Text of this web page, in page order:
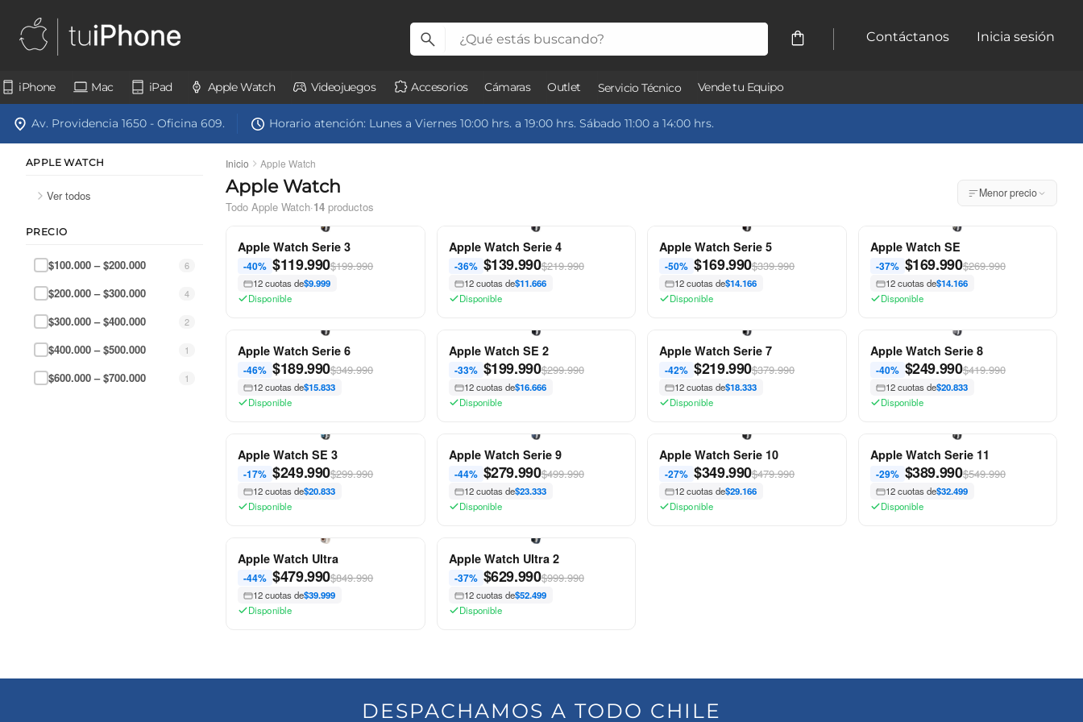
Contáctanos Inicia sesión
iPhone Mac iPad Apple Watch Videojuegos Accesorios Cámaras Outlet Servicio Técnico Vende tu Equipo
Av. Providencia 1650 - Oficina 609. Horario atención: Lunes a Viernes 10:00 hrs. a 19:00 hrs. Sábado 11:00 a 14:00 hrs.
APPLE WATCH
Ver todos
PRECIO
$100.000 – $200.000 6
$200.000 – $300.000 4
$300.000 – $400.000 2
$400.000 – $500.000 1
$600.000 – $700.000 1
Inicio Apple Watch
Apple Watch
Todo Apple Watch·14 productos
Menor precio
Apple Watch Serie 3
-40% $119.990$199.990
12 cuotas de$9.999
Disponible
Apple Watch Serie 4
-36% $139.990$219.990
12 cuotas de$11.666
Disponible
Apple Watch Serie 5
-50% $169.990$339.990
12 cuotas de$14.166
Disponible
Apple Watch SE
-37% $169.990$269.990
12 cuotas de$14.166
Disponible
Apple Watch Serie 6
-46% $189.990$349.990
12 cuotas de$15.833
Disponible
Apple Watch SE 2
-33% $199.990$299.990
12 cuotas de$16.666
Disponible
Apple Watch Serie 7
-42% $219.990$379.990
12 cuotas de$18.333
Disponible
Apple Watch Serie 8
-40% $249.990$419.990
12 cuotas de$20.833
Disponible
Apple Watch SE 3
-17% $249.990$299.990
12 cuotas de$20.833
Disponible
Apple Watch Serie 9
-44% $279.990$499.990
12 cuotas de$23.333
Disponible
Apple Watch Serie 10
-27% $349.990$479.990
12 cuotas de$29.166
Disponible
Apple Watch Serie 11
-29% $389.990$549.990
12 cuotas de$32.499
Disponible
Apple Watch Ultra
-44% $479.990$849.990
12 cuotas de$39.999
Disponible
Apple Watch Ultra 2
-37% $629.990$999.990
12 cuotas de$52.499
Disponible
DESPACHAMOS A TODO CHILE